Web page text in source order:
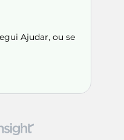
Ajudar, ou se